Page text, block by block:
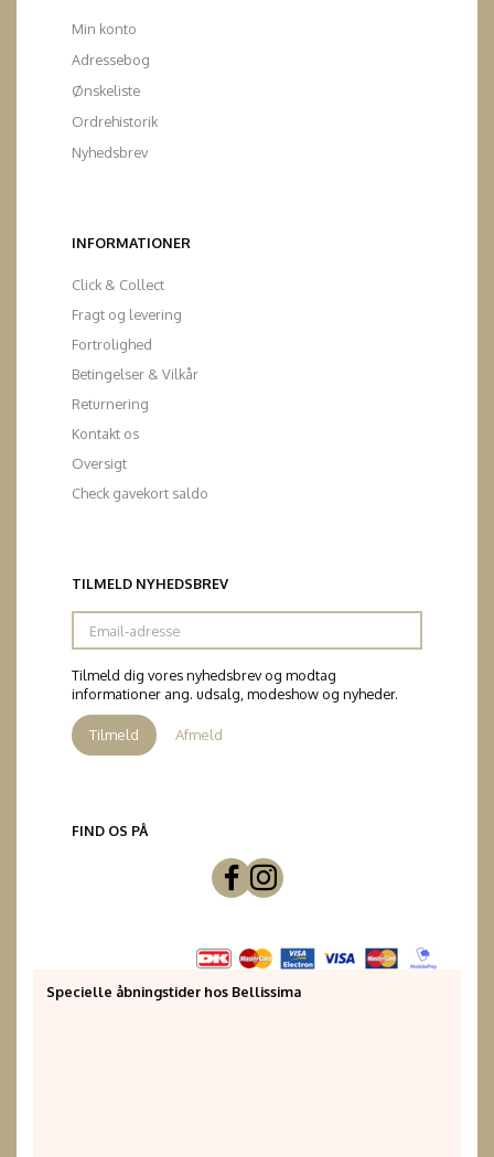
Min konto
Adressebog
Ønskeliste
Ordrehistorik
Nyhedsbrev
INFORMATIONER
Click & Collect
Fragt og levering
Fortrolighed
Betingelser & Vilkår
Returnering
Kontakt os
Oversigt
Check gavekort saldo
TILMELD NYHEDSBREV
Email-
adresse
Tilmeld dig vores nyhedsbrev og modtag
informationer ang. udsalg, modeshow og nyheder.
Tilmeld Afmeld
FIND OS PÅ
Specielle åbningstider hos Bellissima